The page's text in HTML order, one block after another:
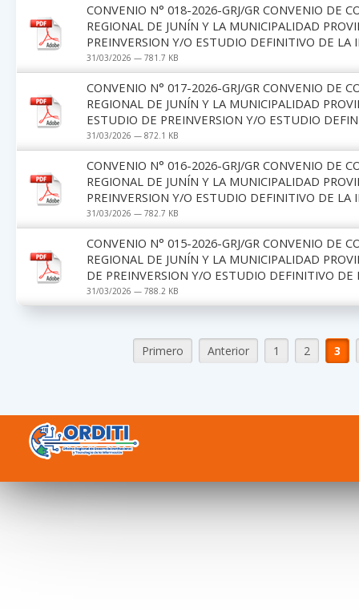
CONVENIO N° 018-2026-GRJ/GR CONVENIO DE
REGIONAL DE JUNÍN Y LA MUNICIPALIDAD
PREINVERSION Y/O ESTUDIO DEFINITIVO DE LA
31/03/2026 — 781.7 KB
CONVENIO N° 017-2026-GRJ/GR CONVENIO DE
REGIONAL DE JUNÍN Y LA MUNICIPALIDAD
ESTUDIO DE PREINVERSION Y/O ESTUDIO
31/03/2026 — 872.1 KB
CONVENIO N° 016-2026-GRJ/GR CONVENIO DE
REGIONAL DE JUNÍN Y LA MUNICIPALIDAD
PREINVERSION Y/O ESTUDIO DEFINITIVO DE LA
31/03/2026 — 782.7 KB
CONVENIO N° 015-2026-GRJ/GR CONVENIO DE
REGIONAL DE JUNÍN Y LA MUNICIPALIDAD
DE PREINVERSION Y/O ESTUDIO DEFINITIVO DE
31/03/2026 — 788.2 KB
Primero Anterior 1 2 3